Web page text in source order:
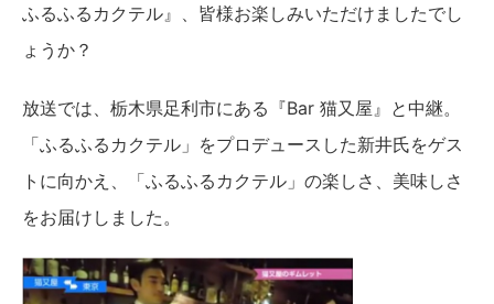
ふるふるカクテル』、皆様お楽しみいただけましたでし
ょうか？
放送では、栃木県足利市にある『Bar 猫又屋』と中継。
「ふるふるカクテル」をプロデュースした新井氏をゲス
トに向かえ、「ふるふるカクテル」の楽しさ、美味しさ
をお届けしました。